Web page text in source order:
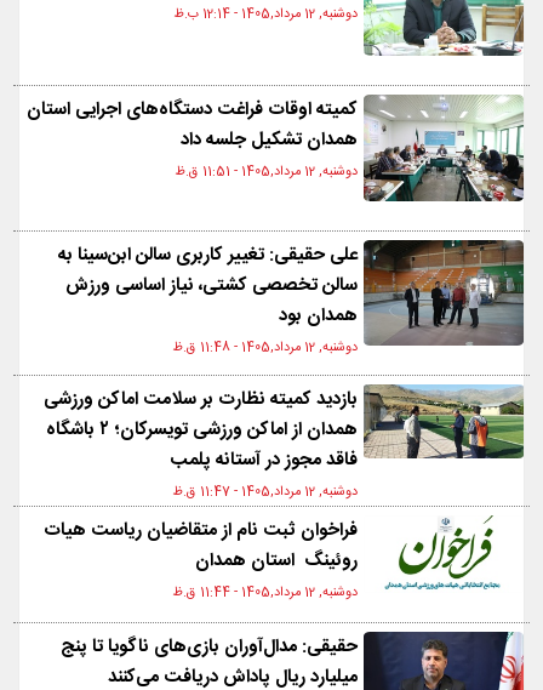
دوشنبه, 12 مرداد,1405 - 12:14 ب.ظ
کمیته اوقات فراغت دستگاه‌های اجرایی استان
همدان تشکیل جلسه داد
دوشنبه, 12 مرداد,1405 - 11:51 ق.ظ
علی حقیقی: تغییر کاربری سالن ابن‌سینا به
سالن تخصصی کشتی، نیاز اساسی ورزش
همدان بود
دوشنبه, 12 مرداد,1405 - 11:48 ق.ظ
بازدید کمیته نظارت بر سلامت اماکن ورزشی
همدان از اماکن ورزشی تویسرکان؛ ۲ باشگاه
فاقد مجوز در آستانه پلمب
دوشنبه, 12 مرداد,1405 - 11:47 ق.ظ
فراخوان ثبت نام از متقاضیان ریاست هیات
روئینگ استان همدان
دوشنبه, 12 مرداد,1405 - 11:44 ق.ظ
حقیقی: مدال‌آوران بازی‌های ناگویا تا پنج
میلیارد ریال پاداش دریافت می‌کنند